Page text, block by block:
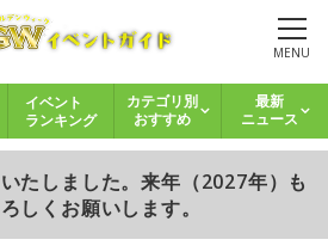
MENU
イベント
ランキング
カテゴリ別
おすすめ
最新
ニュース
たしました。来年（2027年）も
しくお願いします。